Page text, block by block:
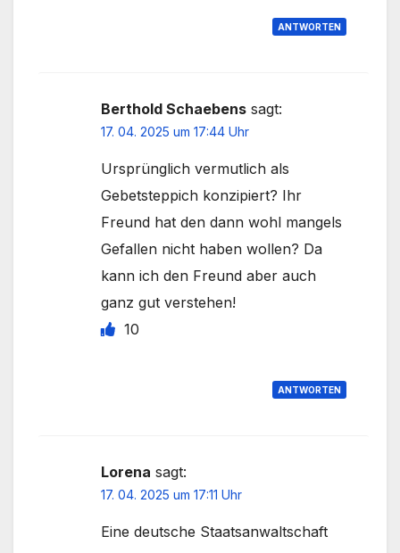
ANTWORTEN
Berthold Schaebens sagt:
17. 04. 2025 um 17:44 Uhr
Ursprünglich vermutlich als
Gebetsteppich konzipiert? Ihr
Freund hat den dann wohl mangels
Gefallen nicht haben wollen? Da
kann ich den Freund aber auch
ganz gut verstehen!
10
ANTWORTEN
Lorena sagt:
17. 04. 2025 um 17:11 Uhr
Eine deutsche Staatsanwaltschaft